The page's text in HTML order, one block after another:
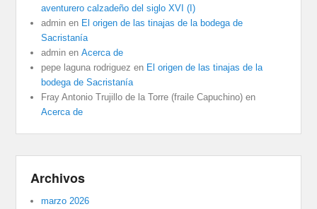
aventurero calzadeño del siglo XVI (I)
admin en El origen de las tinajas de la bodega de
Sacristanía
admin enAcerca de
pepe laguna rodriguez en El origen de las tinajas de la
bodega de Sacristanía
Fray Antonio Trujillo de la Torre (fraile Capuchino) en
Acerca de
Archivos
marzo 2026